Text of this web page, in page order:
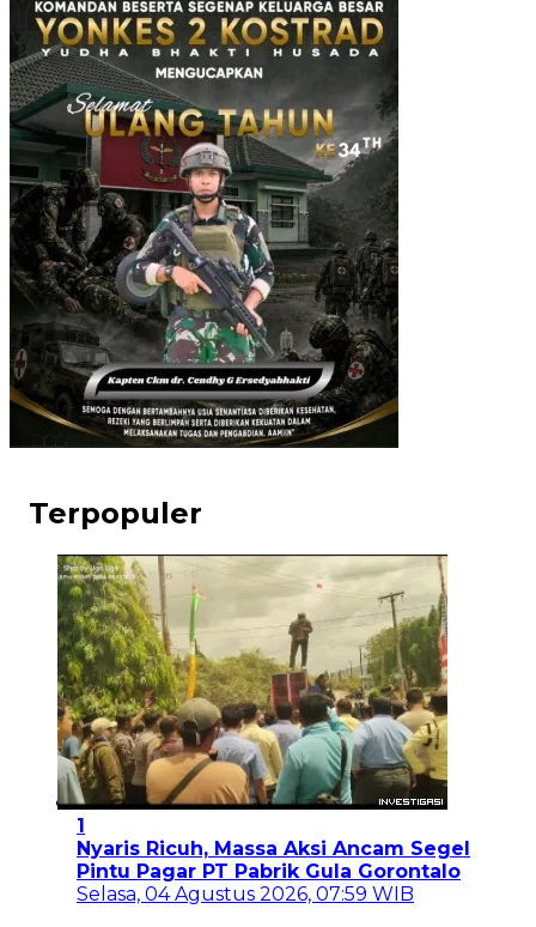
Terpopuler
1
Nyaris Ricuh, Massa Aksi Ancam Segel
Pintu Pagar PT Pabrik Gula Gorontalo
Selasa, 04 Agustus 2026, 07:59 WIB